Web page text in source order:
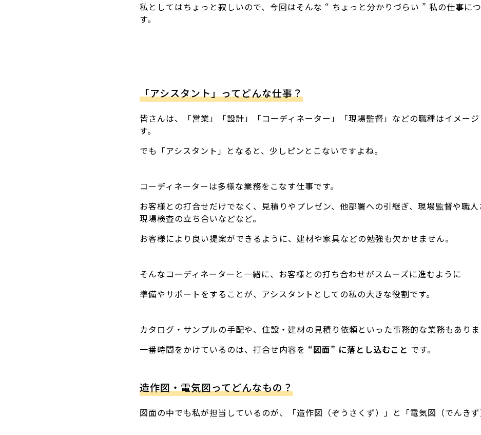
私としてはちょっと寂しいので、今回はそんな “ ちょっと分かりづらい ” 私の仕事に
す。
「アシスタント」ってどんな仕事？
皆さんは、「営業」「設計」「コーディネーター」「現場監督」などの職種はイメー
す。
でも「アシスタント」となると、少しピンとこないですよね。
コーディネーターは多様な業務をこなす仕事です。
お客様との打合せだけでなく、見積りやプレゼン、他部署への引継ぎ、現場監督や職人
現場検査の立ち合いなどなど。
お客様により良い提案ができるように、建材や家具などの勉強も欠かせません。
そんなコーディネーターと一緒に、お客様との打ち合わせがスムーズに進むように
準備やサポートをすることが、アシスタントとしての私の大きな役割です。
カタログ・サンプルの手配や、住設・建材の見積り依頼といった事務的な業務もありま
一番時間をかけているのは、打合せ内容を “図面” に落とし込むこと です。
造作図・電気図ってどんなもの？
図面の中でも私が担当しているのが、「造作図（ぞうさくず）」と「電気図（でんきず